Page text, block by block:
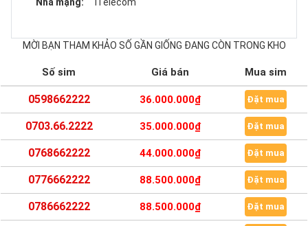
MỜI BẠN THAM KHẢO SỐ GẦN GIỐNG ĐANG CÒN TRONG KHO
Số sim Giá bán Mua sim
0598662222 36.000.000₫ Đặt mua
0703.66.2222 35.000.000₫ Đặt mua
0768662222 44.000.000₫ Đặt mua
0776662222 88.500.000₫ Đặt mua
0786662222 88.500.000₫ Đặt mua